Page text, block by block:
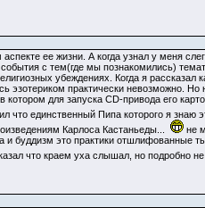
ее жизни. А когда узнал у меня
с тем(где мы познакомились)
убеждениях. Когда я рассказал
эзотериком практически невозможно. Но
для запуска CD-привода его
что единственный Пипа которого я знаю
Карлоса Кастаньеды...
не
и буддизм это практики отшлифованные
что краем уха слышал, но подробно